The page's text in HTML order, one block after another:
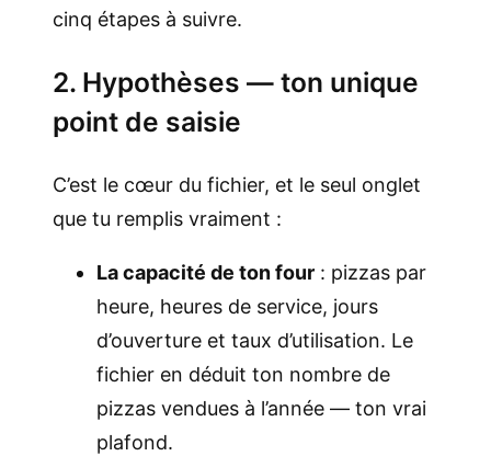
cinq étapes à suivre.
2. Hypothèses — ton unique
point de saisie
C’est le cœur du fichier, et le seul onglet
que tu remplis vraiment :
La capacité de ton four : pizzas par
heure, heures de service, jours
d’ouverture et taux d’utilisation. Le
fichier en déduit ton nombre de
pizzas vendues à l’année — ton vrai
plafond.